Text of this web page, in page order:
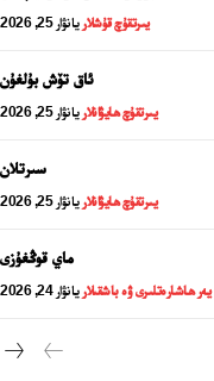
يىرتقۇچ قۇشلار يانۋار 25, 2026
ئاق تۆش بۇلغۇن
يىرتقۇچ ھايۋانلار يانۋار 25, 2026
سىرتلان
يىرتقۇچ ھايۋانلار يانۋار 25, 2026
ماي قوڭغۇزى
يەر ھاشارەتلىرى ۋە باشقىلار يانۋار 24, 2026